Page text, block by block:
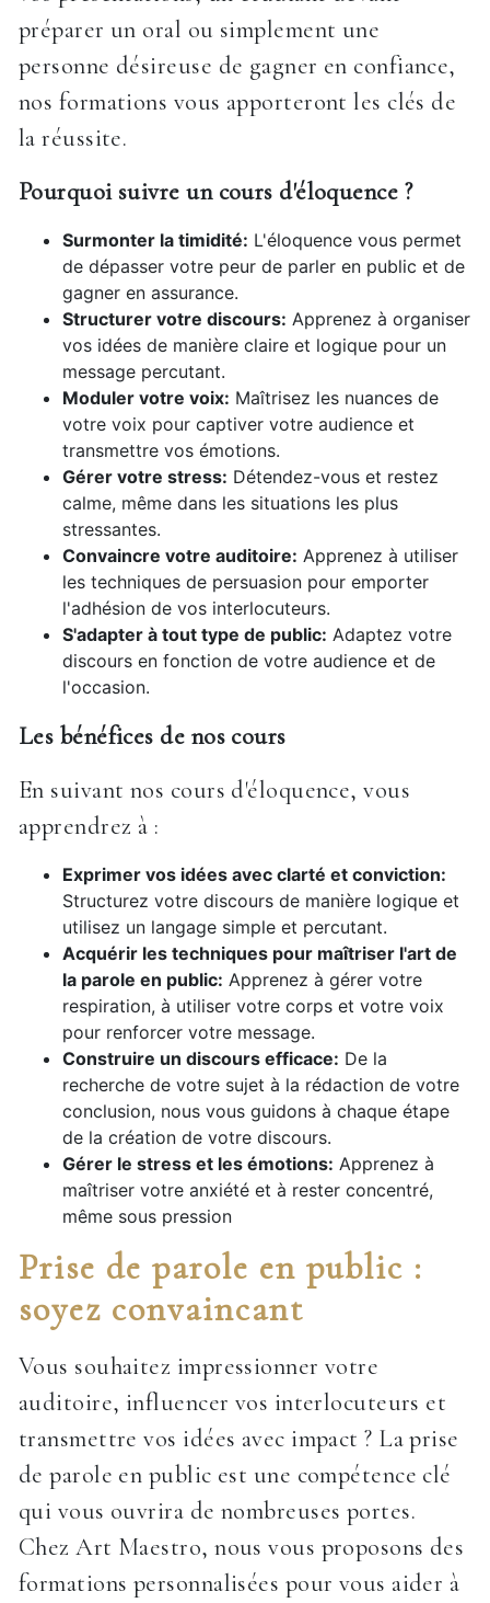
préparer un oral ou simplement une
personne désireuse de gagner en confiance,
nos formations vous apporteront les clés de
la réussite.
Pourquoi suivre un cours d'éloquence ?
Surmonter la timidité: L'éloquence vous permet
de dépasser votre peur de parler en public et de
gagner en assurance.
Structurer votre discours: Apprenez à organiser
vos idées de manière claire et logique pour un
message percutant.
Moduler votre voix: Maîtrisez les nuances de
votre voix pour captiver votre audience et
transmettre vos émotions.
Gérer votre stress: Détendez-vous et restez
calme, même dans les situations les plus
stressantes.
Convaincre votre auditoire: Apprenez à utiliser
les techniques de persuasion pour emporter
l'adhésion de vos interlocuteurs.
S'adapter à tout type de public: Adaptez votre
discours en fonction de votre audience et de
l'occasion.
Les bénéfices de nos cours
En suivant nos cours d'éloquence, vous
apprendrez à :
Exprimer vos idées avec clarté et conviction:
Structurez votre discours de manière logique et
utilisez un langage simple et percutant.
Acquérir les techniques pour maîtriser l'art de
la parole en public: Apprenez à gérer votre
respiration, à utiliser votre corps et votre voix
pour renforcer votre message.
Construire un discours efficace: De la
recherche de votre sujet à la rédaction de votre
conclusion, nous vous guidons à chaque étape
de la création de votre discours.
Gérer le stress et les émotions: Apprenez à
maîtriser votre anxiété et à rester concentré,
même sous pression
Prise de parole en public :
soyez convaincant
Vous souhaitez impressionner votre
auditoire, influencer vos interlocuteurs et
transmettre vos idées avec impact ? La prise
de parole en public est une compétence clé
qui vous ouvrira de nombreuses portes.
Chez Art Maestro, nous vous proposons des
formations personnalisées pour vous aider à